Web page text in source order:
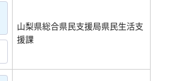
山梨県総合県民支援局県民生活支
援課